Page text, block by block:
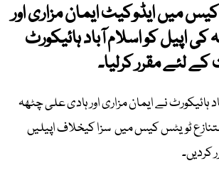
میں ایڈوکیٹ ایمان مزاری اور
اپیل کو اسلام آباد ہائیکورٹ
لئے مقرر کرلیا۔
ہائیکورٹ نے ایمان مزاری اور ہادی علی چٹھہ
ٹویٹس کیس میں سزا کیخلاف اپیلیں